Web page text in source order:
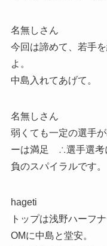
名無しさん
今回は諦めて、若手
よ。
中島入れてあげて。
名無しさん
弱くても一定の選手
ーは満足 ∴選手選考
負のスパイラルです。
hageti
トップは浅野ハーフ
OMに中島と堂安。